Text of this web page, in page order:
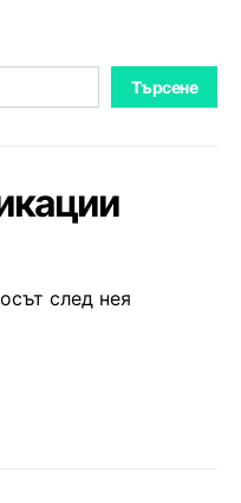
Търсене
след нея